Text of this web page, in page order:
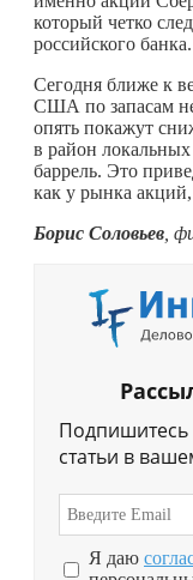
который четко
российского банка.
Сегодня ближе к
США по запасам
опять покажут
в район
баррель. Это
как у рынка
Борис Соловьев ,
Подпишитесь
статьи в
Я даю